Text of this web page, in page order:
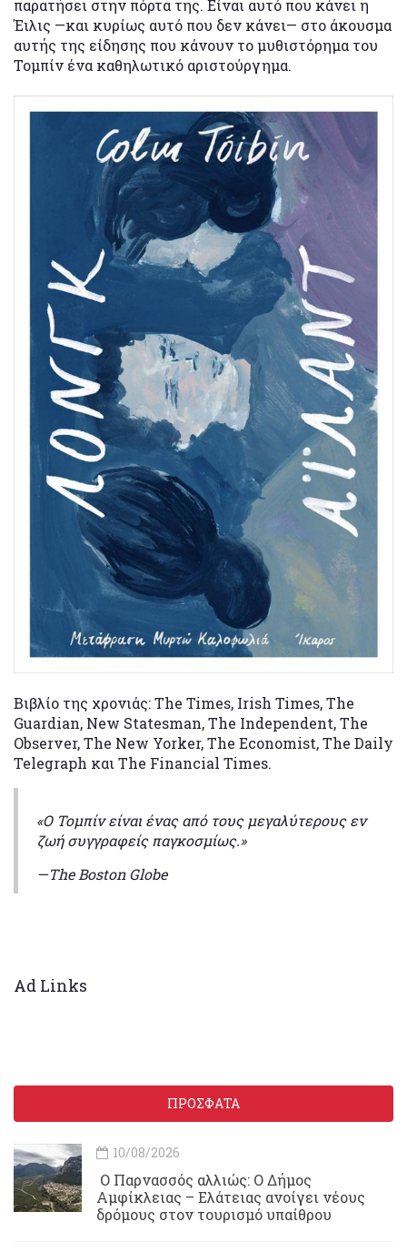
παρατήσει στην πόρτα της. Είναι αυτό που κάνει η
Έιλις —και κυρίως αυτό που δεν κάνει— στο άκουσμα
αυτής της είδησης που κάνουν το μυθιστόρημα του
Τομπίν ένα καθηλωτικό αριστούργημα.
Βιβλίο της χρονιάς: The Times, Irish Times, The
Guardian, New Statesman, The Independent, The
Observer, The New Yorker, The Economist, The Daily
Telegraph και The Financial Times.
«Ο Τομπίν είναι ένας από τους μεγαλύτερους εν
ζωή συγγραφείς παγκοσμίως.»
—The Boston Globe
Ad Links
ΠΡΟΣΦΑΤΑ
10/08/2026
Ο Παρνασσός αλλιώς: Ο Δήμος
Αμφίκλειας – Ελάτειας ανοίγει νέους
δρόμους στον τουρισμό υπαίθρου